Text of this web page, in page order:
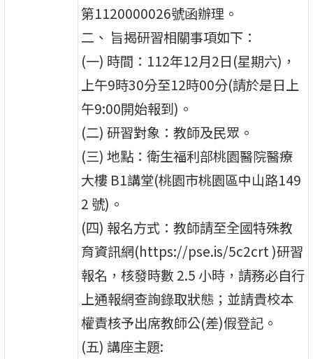
第1120000026號函辦理。
二、 旨揭研習相關事項如下：
(一) 時間：112年12月2日(星期六)，
上午9時30分至12時00分(請於是日上
午9:00開始報到)。
(二) 研習對象：教師及民眾。
(三) 地點：衛生福利部桃園醫院醫療
大樓 B1講堂(桃園市桃園區中山路149
2 號)。
(四) 報名方式：教師請至全國特殊教
育資訊網(https://pse.is/5c2crt )研習
報名，核發時數 2.5 小時，請務必自行
上通報網查詢錄取狀態；並請貴校本
權責核予出席教師公(差)假登記。
(五) 講座主題: